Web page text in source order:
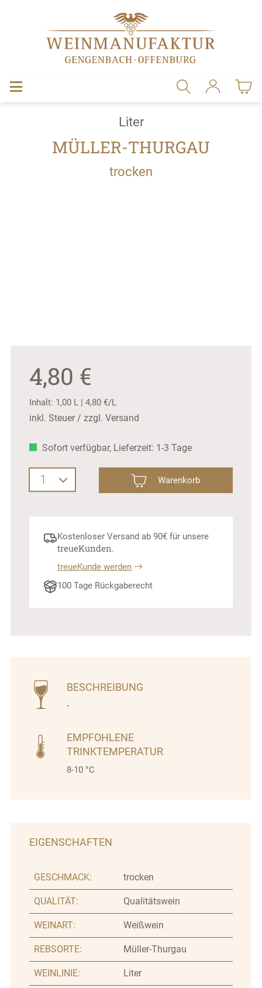
Liter
MÜLLER-THURGAU
trocken
4,80 €
Inhalt: 1,00 L | 4,80 €/L
inkl. Steuer / zzgl. Versand
Sofort verfügbar, Lieferzeit: 1-3 Tage
Produkt Anzahl: Gib den gewünschten
Warenkorb
Kostenloser Versand ab 90€ für unsere
treue­Kunden.
treueKunde werden
100 Tage Rückgaberecht
BESCHREIBUNG
-
EMPFOHLENE
TRINKTEMPERATUR
8-10 °C
EIGENSCHAFTEN
GESCHMACK: trocken
QUALITÄT: Qualitätswein
WEINART: Weißwein
REBSORTE: Müller-Thurgau
WEINLINIE: Liter